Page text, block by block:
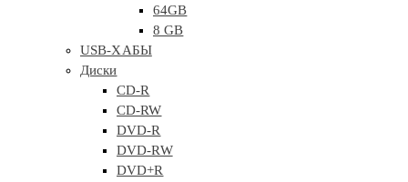
64GB
8 GB
USB-ХАБЫ
Диски
CD-R
CD-RW
DVD-R
DVD-RW
DVD+R